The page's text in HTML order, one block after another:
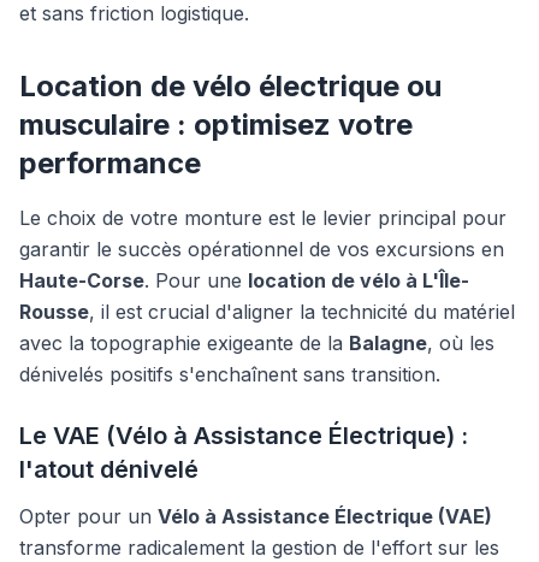
et sans friction logistique.
Location de vélo électrique ou
musculaire : optimisez votre
performance
Le choix de votre monture est le levier principal pour
garantir le succès opérationnel de vos excursions en
Haute-Corse. Pour une location de vélo à L'Île-
Rousse, il est crucial d'aligner la technicité du matériel
avec la topographie exigeante de la Balagne, où les
dénivelés positifs s'enchaînent sans transition.
Le VAE (Vélo à Assistance Électrique) :
l'atout dénivelé
Opter pour un Vélo à Assistance Électrique (VAE)
transforme radicalement la gestion de l'effort sur les